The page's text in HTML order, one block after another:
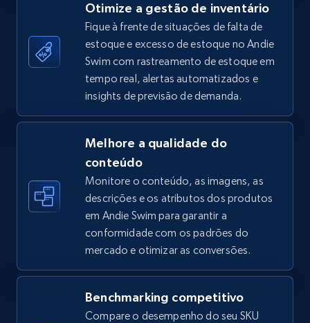
667+ Comece agora
TikTok Shop - discover records by shop url
URL, Title, Available, Description, Currency, Initial
667+
Amazon sellers info
info, Stars, Feedbacks, Return policy, and more.
378+ Comece agora
Otimize a gestão de inventário
Fique à frente de situações de falta de
estoque e excesso de estoque no Andie
Swim com rastreamento de estoque em
tempo real, alertas automatizados e
insights de previsão de demanda.
Melhore a qualidade do
conteúdo
Monitore o conteúdo, as imagens, as
descrições e os atributos dos produtos
em Andie Swim para garantir a
conformidade com os padrões do
mercado e otimizar as conversões.
Benchmarking competitivo
Compare o desempenho do seu SKU